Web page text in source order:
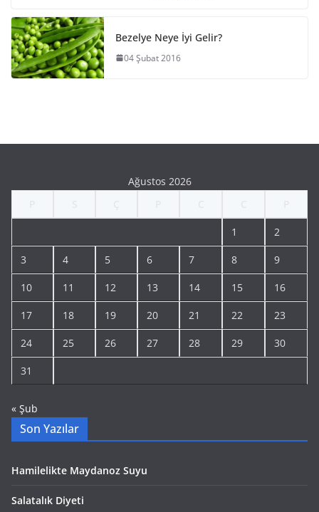
Bezelye Neye İyi Gelir?
04 Şubat 2016
Ağustos 2026
1 2
3 4 5 6 7 8 9
10 11 12 13 14 15 16
17 18 19 20 21 22 23
24 25 26 27 28 29 30
31
« Şub
Son Yazılar
Hamilelikte Maydanoz Suyu
Salatalık Diyeti